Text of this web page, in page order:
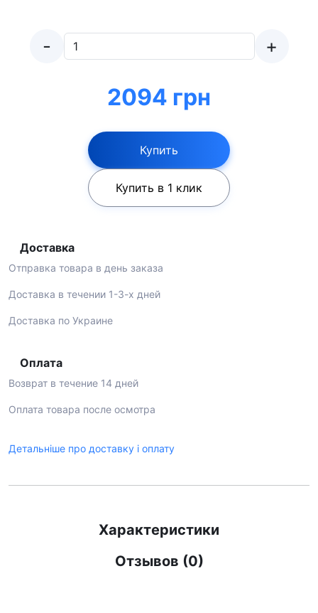
- +
2094 грн
Купить
Купить в 1 клик
Доставка
Отправка товара в день заказа
Доставка в течении 1-3-х дней
Доставка по Украине
Оплата
Возврат в течение 14 дней
Оплата товара после осмотра
Детальніше про доставку і оплату
Характеристики
Отзывов (0)